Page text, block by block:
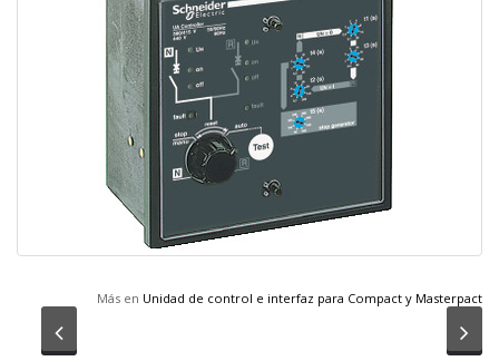
Más en Unidad de control e interfaz para Compact y Masterpact
Anterior